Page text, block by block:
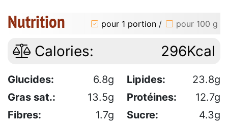
Nutrition pour 1 portion / pour 100 g
Calories: 296Kcal
Glucides: 6.8g Lipides:
23.8g
Gras sat.:
13.5g Protéines:
12.7g
Fibres:
1.7g Sucre:
4.3g